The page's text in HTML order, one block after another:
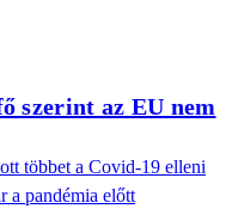
szerint az EU nem
többet a Covid-19 elleni
a pandémia előtt